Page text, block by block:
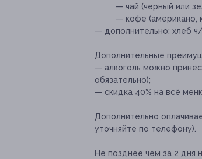
— чай (черный или
— кофе (американо,
— дополнительно: хлеб
Дополнительные
— алкоголь можно
обязательно);
— скидка 40% на всё
Дополнительно
уточняйте по телефону).
Не позднее чем за 2 дня